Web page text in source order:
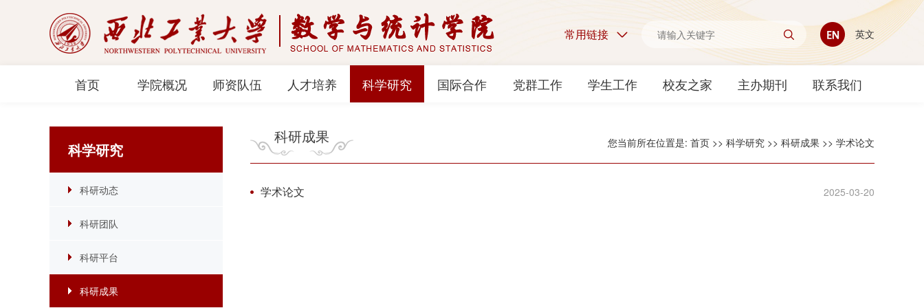
英文
常用链接
首页 学院概况 师资队伍 人才培养 科学研究 国际合作 党群工作 学生工作 校友之家 主办期刊 联系我们
科学研究
科研动态
科研团队
科研平台
科研成果
科研成果 您当前所在位置是: 首页 >> 科学研究 >> 科研成果 >> 学术论文
学术论文 2025-03-20